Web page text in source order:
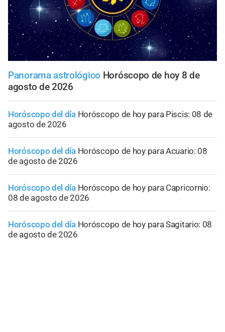
Panorama astrológico Horóscopo de hoy 8 de
agosto de 2026
Horóscopo del día Horóscopo de hoy para Piscis: 08 de
agosto de 2026
Horóscopo del día Horóscopo de hoy para Acuario: 08
de agosto de 2026
Horóscopo del día Horóscopo de hoy para Capricornio:
08 de agosto de 2026
Horóscopo del día Horóscopo de hoy para Sagitario: 08
de agosto de 2026